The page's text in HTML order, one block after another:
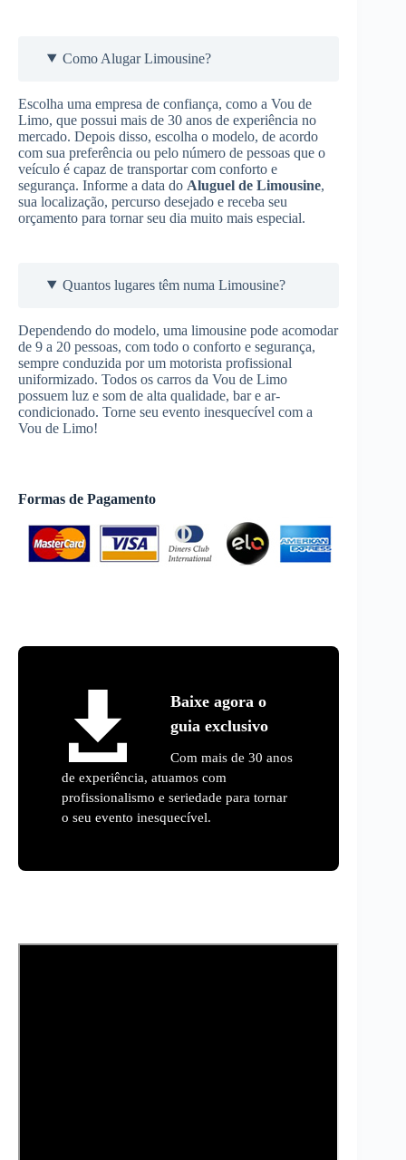
Como Alugar Limousine?
Escolha uma empresa de confiança, como a Vou de
Limo, que possui mais de 30 anos de experiência no
mercado. Depois disso, escolha o modelo, de acordo
com sua preferência ou pelo número de pessoas que o
veículo é capaz de transportar com conforto e
segurança. Informe a data do Aluguel de Limousine,
sua localização, percurso desejado e receba seu
orçamento para tornar seu dia muito mais especial.
Quantos lugares têm numa Limousine?
Dependendo do modelo, uma limousine pode acomodar
de 9 a 20 pessoas, com todo o conforto e segurança,
sempre conduzida por um motorista profissional
uniformizado. Todos os carros da Vou de Limo
possuem luz e som de alta qualidade, bar e ar-
condicionado. Torne seu evento inesquecível com a
Vou de Limo!
Formas de Pagamento
Baixe agora o
guia exclusivo
Com mais de 30 anos
de experiência, atuamos com
profissionalismo e seriedade para tornar
o seu evento inesquecível.